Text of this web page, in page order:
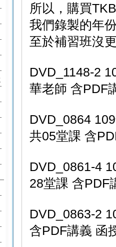
所以，購買
我們錄製的年
至於補習班沒
DVD_1148-2
華老師 含PDF
DVD_0864
共05堂課 含
DVD_0861-4
28堂課 含PDF
DVD_0863-2
含PDF講義 函